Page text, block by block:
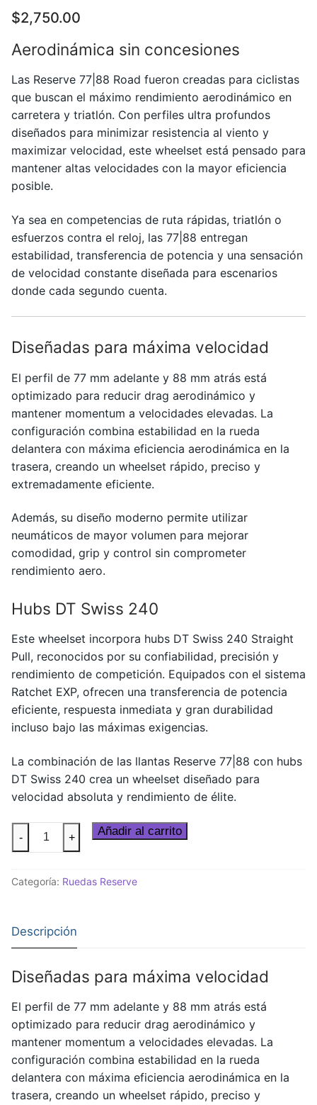
$2,750.00
Aerodinámica sin concesiones
Las Reserve 77|88 Road fueron creadas para ciclistas
que buscan el máximo rendimiento aerodinámico en
carretera y triatlón. Con perfiles ultra profundos
diseñados para minimizar resistencia al viento y
maximizar velocidad, este wheelset está pensado para
mantener altas velocidades con la mayor eficiencia
posible.
Ya sea en competencias de ruta rápidas, triatlón o
esfuerzos contra el reloj, las 77|88 entregan
estabilidad, transferencia de potencia y una sensación
de velocidad constante diseñada para escenarios
donde cada segundo cuenta.
Diseñadas para máxima velocidad
El perfil de 77 mm adelante y 88 mm atrás está
optimizado para reducir drag aerodinámico y
mantener momentum a velocidades elevadas. La
configuración combina estabilidad en la rueda
delantera con máxima eficiencia aerodinámica en la
trasera, creando un wheelset rápido, preciso y
extremadamente eficiente.
Además, su diseño moderno permite utilizar
neumáticos de mayor volumen para mejorar
comodidad, grip y control sin comprometer
rendimiento aero.
Hubs DT Swiss 240
Este wheelset incorpora hubs DT Swiss 240 Straight
Pull, reconocidos por su confiabilidad, precisión y
rendimiento de competición. Equipados con el sistema
Ratchet EXP, ofrecen una transferencia de potencia
eficiente, respuesta inmediata y gran durabilidad
incluso bajo las máximas exigencias.
La combinación de las llantas Reserve 77|88 con hubs
DT Swiss 240 crea un wheelset diseñado para
velocidad absoluta y rendimiento de élite.
de
Reserve
Turbulent
cantidad
- + Añadir al carrito
Categoría: Ruedas Reserve
Descripción
Diseñadas para máxima velocidad
El perfil de 77 mm adelante y 88 mm atrás está
optimizado para reducir drag aerodinámico y
mantener momentum a velocidades elevadas. La
configuración combina estabilidad en la rueda
delantera con máxima eficiencia aerodinámica en la
trasera, creando un wheelset rápido, preciso y